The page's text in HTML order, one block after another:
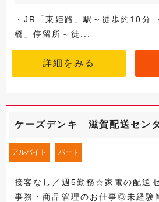
・JR「東姫路」駅～徒歩約10分
橋」停留所～徒...
詳細をみる
ケーズデンキ 滋賀配送セン
アルバイト パート
接客なし／週5勤務☆家電の配送
事務・商品管理のお仕事◎未経験